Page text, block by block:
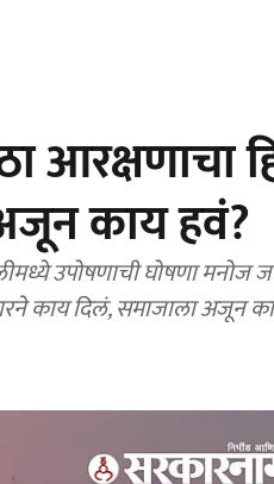
आरक्षणाचा
काय हवं?
उपोषणाची घोषणा मनोज